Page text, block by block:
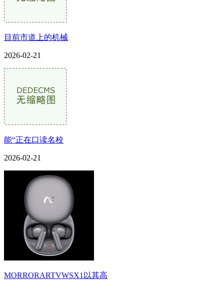
目前市道上的机械
2026-02-21
能“正在口读名校
2026-02-21
MORRORARTVWSX1以其高